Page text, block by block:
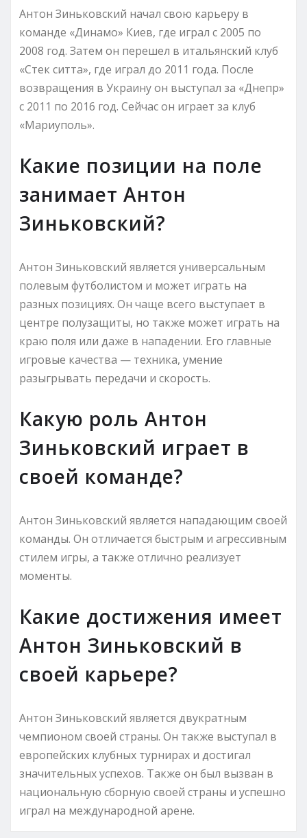
Антон Зиньковский начал свою карьеру в
команде «Динамо» Киев, где играл с 2005 по
2008 год. Затем он перешел в итальянский клуб
«Стек ситта», где играл до 2011 года. После
возвращения в Украину он выступал за «Днепр»
с 2011 по 2016 год. Сейчас он играет за клуб
«Мариуполь».
Какие позиции на поле
занимает Антон
Зиньковский?
Антон Зиньковский является универсальным
полевым футболистом и может играть на
разных позициях. Он чаще всего выступает в
центре полузащиты, но также может играть на
краю поля или даже в нападении. Его главные
игровые качества — техника, умение
разыгрывать передачи и скорость.
Какую роль Антон
Зиньковский играет в
своей команде?
Антон Зиньковский является нападающим своей
команды. Он отличается быстрым и агрессивным
стилем игры, а также отлично реализует
моменты.
Какие достижения имеет
Антон Зиньковский в
своей карьере?
Антон Зиньковский является двукратным
чемпионом своей страны. Он также выступал в
европейских клубных турнирах и достигал
значительных успехов. Также он был вызван в
национальную сборную своей страны и успешно
играл на международной арене.